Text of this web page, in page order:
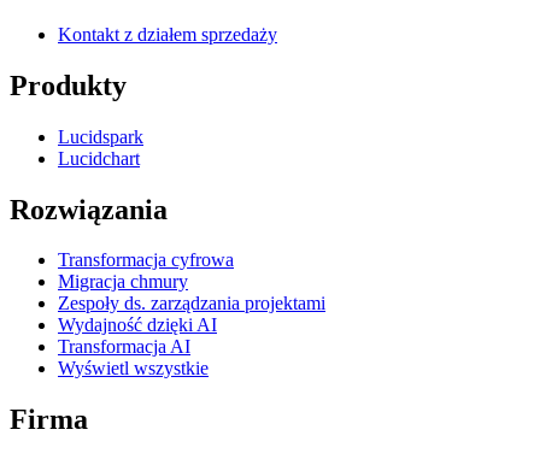
Kontakt z działem sprzedaży
Produkty
Lucidspark
Lucidchart
Rozwiązania
Transformacja cyfrowa
Migracja chmury
Zespoły ds. zarządzania projektami
Wydajność dzięki AI
Transformacja AI
Wyświetl wszystkie
Firma